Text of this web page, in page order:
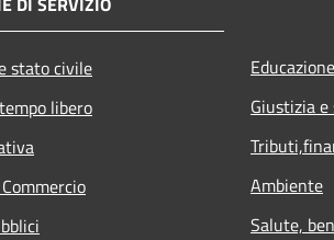
stato civile
libero
Giustizia
Ambiente
Salute,